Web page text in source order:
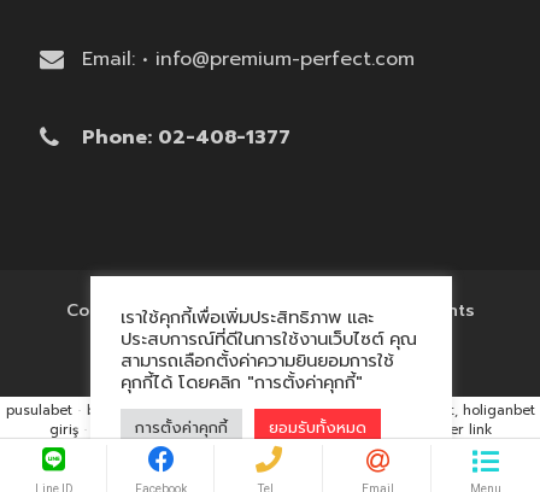
Email: • info@premium-perfect.com
Phone: 02-408-1377
Copyright © 2017 'โรงงานของพรีเมี่ยม' All Rights
Reserved.
เราใช้คุกกี้เพื่อเพิ่มประสิทธิภาพ และ
ประสบการณ์ที่ดีในการใช้งานเว็บไซต์ คุณ
สามารถเลือกตั้งค่าความยินยอมการใช้
คุกกี้ได้ โดยคลิก "การตั้งค่าคุกกี้"
การตั้งค่าคุกกี้ ยอมรับทั้งหมด
pusulabet · betyap · avrupabet · matbet, matbet giriş ·
holiganbet, holiganbet
giriş · cratosroyalbet · maxwin hacklink market, kalıcı footer link